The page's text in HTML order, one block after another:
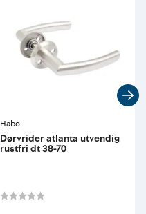
Habo
Dørvrider atlanta utvendig
rustfri dt 38-70